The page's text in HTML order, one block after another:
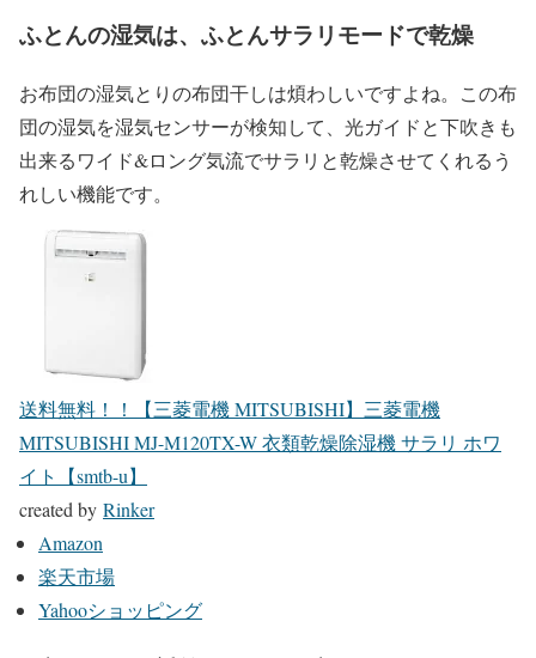
ふとんの湿気は、ふとんサラリモードで乾燥
お布団の湿気とりの布団干しは煩わしいですよね。この布
団の湿気を湿気センサーが検知して、光ガイドと下吹きも
出来るワイド&ロング気流でサラリと乾燥させてくれるう
れしい機能です。
送料無料！！【三菱電機 MITSUBISHI】三菱電機
MITSUBISHI MJ-M120TX-W 衣類乾燥除湿機 サラリ ホワ
イト【smtb-u】
created by Rinker
Amazon
楽天市場
Yahooショッピング